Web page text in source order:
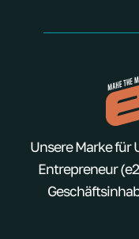
Unsere Marke
Entrepreneur